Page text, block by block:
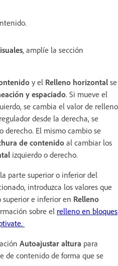
, amplíe la sección
y el Relleno horizontal se
y espaciado. Si mueve el
se cambia el valor de relleno
desde la derecha, se
derecho. El mismo cambio se
de contenido al cambiar los
izquierdo o derecho.
parte superior o inferior del
introduzca los valores que
e inferior en Relleno
sobre el relleno en bloques
Autoajustar altura para
de contenido de forma que se